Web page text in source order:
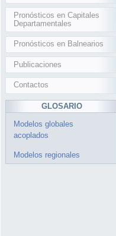
Pronósticos en Capitales
Departamentales
Pronósticos en Balnearios
Publicaciones
Contactos
GLOSARIO
Modelos globales
acoplados
Modelos regionales